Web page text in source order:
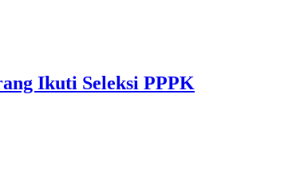
Ikuti Seleksi PPPK